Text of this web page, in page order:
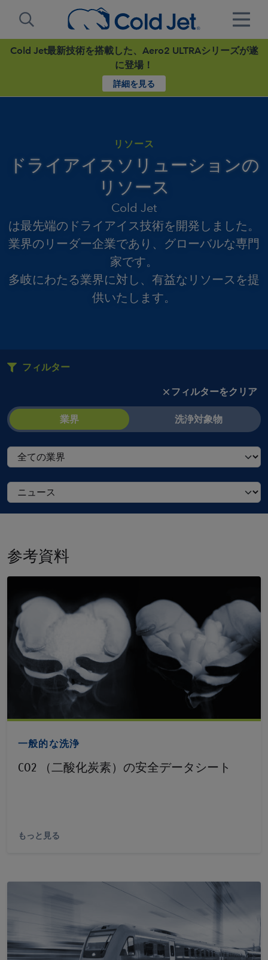
Cold Jet最新技術を搭載した、Aero2 ULTRAシリーズが遂
に登場！
詳細を見る
リソース
ドライアイスソリューションの
リソース
Cold Jet
は最先端のドライアイス技術を開発しました。
業界のリーダー企業であり、グローバルな専門
家です。
多岐にわたる業界に対し、有益なリソースを提
供いたします。
フィルター
フィルターをクリア
業界 洗浄対象物
参考資料
一般的な洗浄
CO2 （二酸化炭素）の安全データシート
PDFを見る
もっと見る